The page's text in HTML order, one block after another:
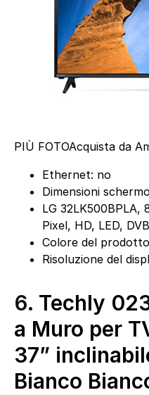
PIÙ FOTOAcquista da
Ethernet: no
Dimensioni
LG 32LK500BPLA,
Pixel, HD, LED,
Colore del
Risoluzione del
6. Techly
a Muro per
37”
Bianco